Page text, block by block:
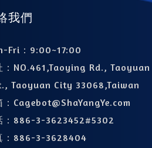
我們
Fri：9:00~17:00
NO.461,Taoying Rd., Taoyuan
Taoyuan City 33068,Taiwan
Cagebot@ShaYangYe.com
886-3-3623452#5302
886-3-3628404